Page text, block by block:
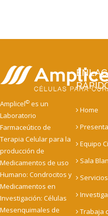
Amplicel© es un
Laboratorio
Farmaceútico de
Terapia Celular para la
producción de
Medicamentos de uso
Humano: Condrocitos y
Medicamentos en
Investigación: Células
Mesenquimales de
Home
Equipo
Sala
Servicios
Trabaja